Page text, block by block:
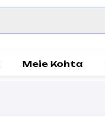
Meie Kohta